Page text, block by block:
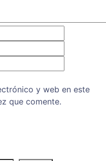
y web en este
que comente.